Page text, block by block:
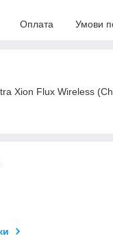
Оплата Умови
Xion Flux Wireless